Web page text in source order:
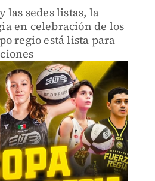
las sedes listas, la
en celebración de los
regio está lista para